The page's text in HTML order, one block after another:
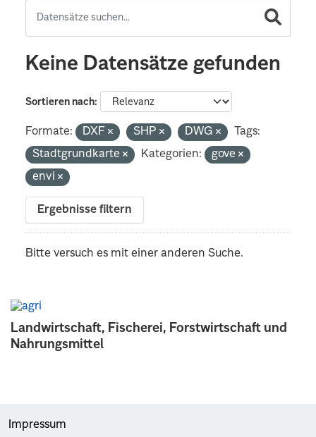
Landwirtschaft, Fischerei, Forstwirtschaft und
Nahrungsmittel
Keine Datensätze gefunden
Sortieren nach
Formate: DXF SHP DWG
Tags:
Stadtgrundkarte
Kategorien:
gove
envi
Ergebnisse filtern
Bitte versuch es mit einer anderen Suche.
Impressum